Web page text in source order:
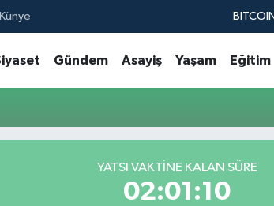
BITCOIN
GRAM
Gündem Asayiş Yaşam Eğitim
YATSI VAKTINE KALAN SÜRE
02:01:10